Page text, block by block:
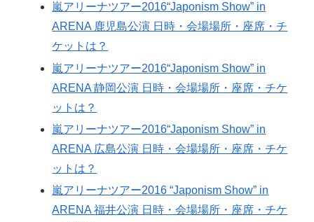
嵐アリーナツアー2016“Japonism Show” in
ARENA 鹿児島公演 日時・会場場所・座席・チ
ケットは？
嵐アリーナツアー2016“Japonism Show” in
ARENA 静岡公演 日時・会場場所・座席・チケ
ットは？
嵐アリーナツアー2016“Japonism Show” in
ARENA 広島公演 日時・会場場所・座席・チケ
ットは？
嵐アリーナツアー2016 “Japonism Show” in
ARENA 福井公演 日時・会場場所・座席・チケ